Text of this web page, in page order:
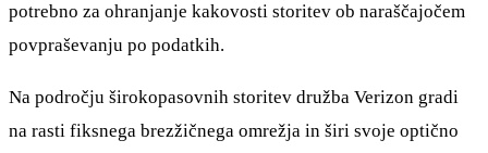
potrebno za ohranjanje kakovosti storitev ob naraščajočem
povpraševanju po podatkih.
Na področju širokopasovnih storitev družba Verizon gradi
na rasti fiksnega brezžičnega omrežja in širi svoje optično